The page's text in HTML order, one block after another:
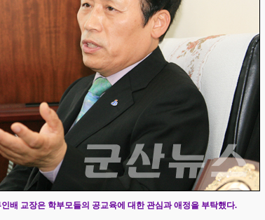
배 교장은 학부모들의 공교육에 대한 관심과 애정을 부탁했다.